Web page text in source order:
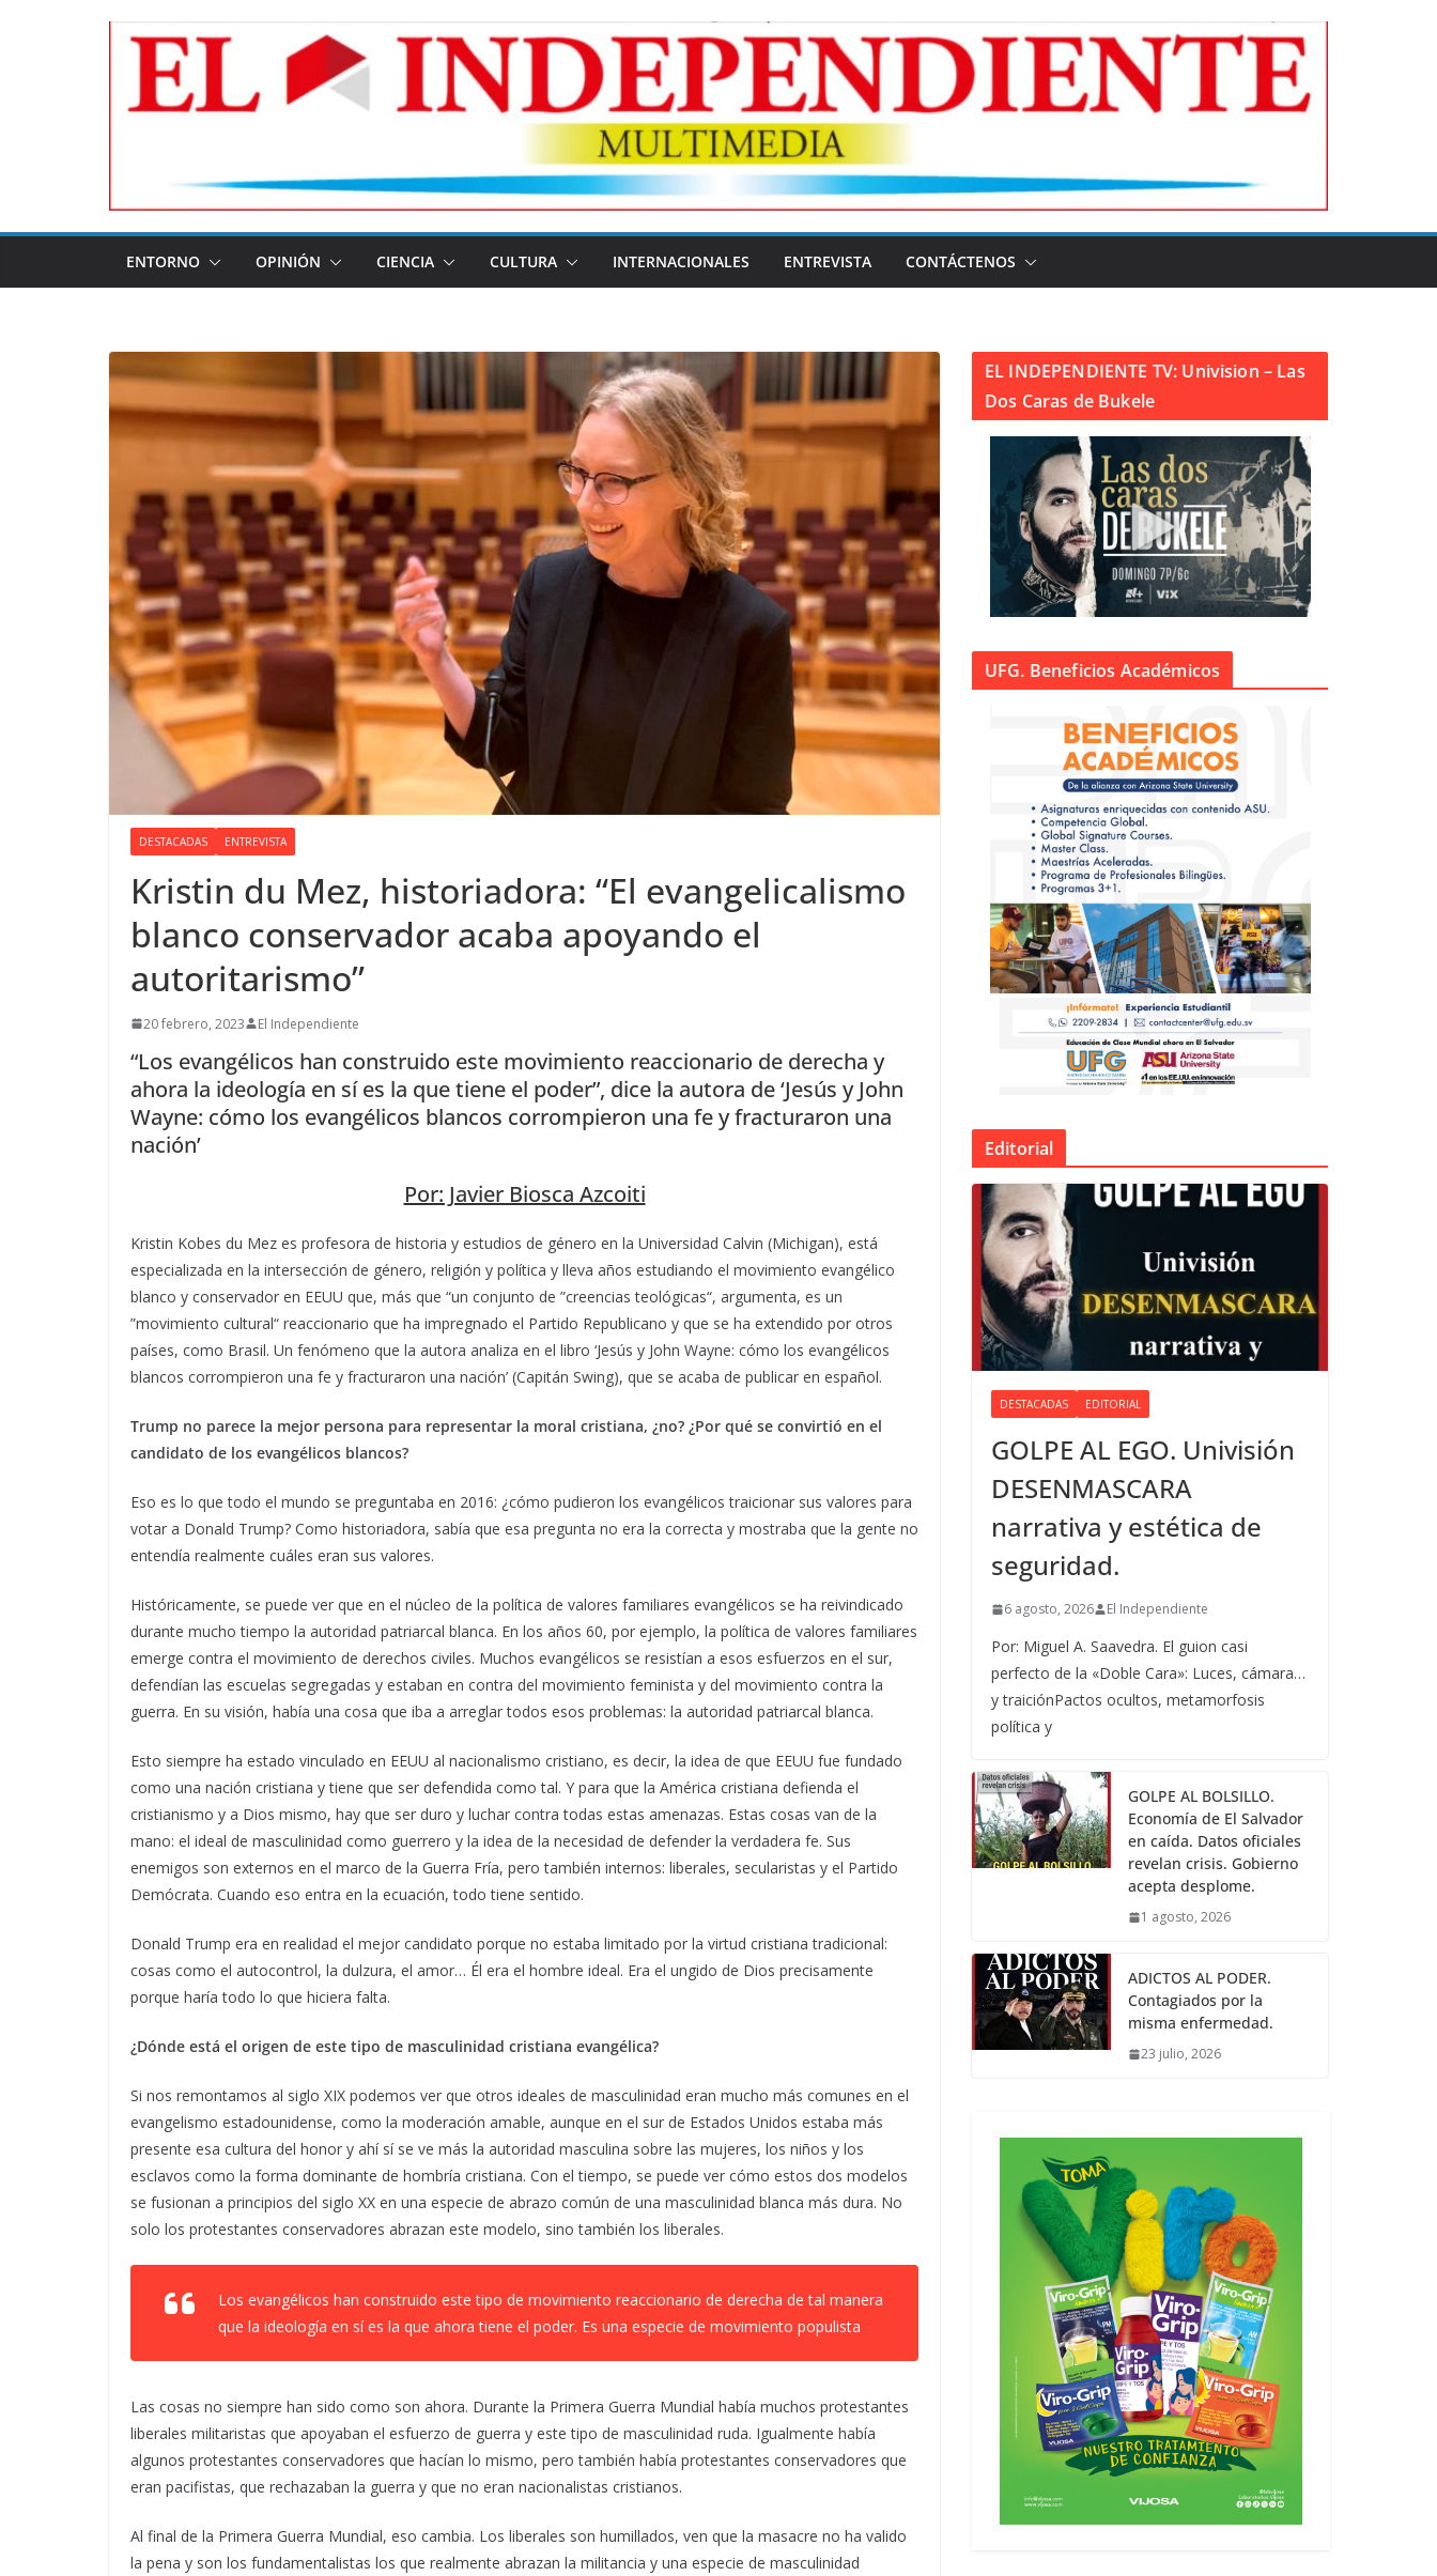
ENTORNO OPINIÓN CIENCIA CULTURA INTERNACIONALES ENTREVISTA CONTÁCTENOS
DESTACADAS ENTREVISTA
Kristin du Mez, historiadora: “El evangelicalismo
blanco conservador acaba apoyando el
autoritarismo”
20 febrero, 2023 El Independiente
“Los evangélicos han construido este movimiento reaccionario de derecha y
ahora la ideología en sí es la que tiene el poder”, dice la autora de ‘Jesús y John
Wayne: cómo los evangélicos blancos corrompieron una fe y fracturaron una
nación’
Por: Javier Biosca Azcoiti
Kristin Kobes du Mez es profesora de historia y estudios de género en la Universidad Calvin (Michigan), está
especializada en la intersección de género, religión y política y lleva años estudiando el movimiento evangélico
blanco y conservador en EEUU que, más que “un conjunto de ”creencias teológicas“, argumenta, es un
”movimiento cultural“ reaccionario que ha impregnado el Partido Republicano y que se ha extendido por otros
países, como Brasil. Un fenómeno que la autora analiza en el libro ‘Jesús y John Wayne: cómo los evangélicos
blancos corrompieron una fe y fracturaron una nación’ (Capitán Swing), que se acaba de publicar en español.
Trump no parece la mejor persona para representar la moral cristiana, ¿no? ¿Por qué se convirtió en el
candidato de los evangélicos blancos?
Eso es lo que todo el mundo se preguntaba en 2016: ¿cómo pudieron los evangélicos traicionar sus valores para
votar a Donald Trump? Como historiadora, sabía que esa pregunta no era la correcta y mostraba que la gente no
entendía realmente cuáles eran sus valores.
Históricamente, se puede ver que en el núcleo de la política de valores familiares evangélicos se ha reivindicado
durante mucho tiempo la autoridad patriarcal blanca. En los años 60, por ejemplo, la política de valores familiares
emerge contra el movimiento de derechos civiles. Muchos evangélicos se resistían a esos esfuerzos en el sur,
defendían las escuelas segregadas y estaban en contra del movimiento feminista y del movimiento contra la
guerra. En su visión, había una cosa que iba a arreglar todos esos problemas: la autoridad patriarcal blanca.
Esto siempre ha estado vinculado en EEUU al nacionalismo cristiano, es decir, la idea de que EEUU fue fundado
como una nación cristiana y tiene que ser defendida como tal. Y para que la América cristiana defienda el
cristianismo y a Dios mismo, hay que ser duro y luchar contra todas estas amenazas. Estas cosas van de la
mano: el ideal de masculinidad como guerrero y la idea de la necesidad de defender la verdadera fe. Sus
enemigos son externos en el marco de la Guerra Fría, pero también internos: liberales, secularistas y el Partido
Demócrata. Cuando eso entra en la ecuación, todo tiene sentido.
Donald Trump era en realidad el mejor candidato porque no estaba limitado por la virtud cristiana tradicional:
cosas como el autocontrol, la dulzura, el amor… Él era el hombre ideal. Era el ungido de Dios precisamente
porque haría todo lo que hiciera falta.
¿Dónde está el origen de este tipo de masculinidad cristiana evangélica?
Si nos remontamos al siglo XIX podemos ver que otros ideales de masculinidad eran mucho más comunes en el
evangelismo estadounidense, como la moderación amable, aunque en el sur de Estados Unidos estaba más
presente esa cultura del honor y ahí sí se ve más la autoridad masculina sobre las mujeres, los niños y los
esclavos como la forma dominante de hombría cristiana. Con el tiempo, se puede ver cómo estos dos modelos
se fusionan a principios del siglo XX en una especie de abrazo común de una masculinidad blanca más dura. No
solo los protestantes conservadores abrazan este modelo, sino también los liberales.
Los evangélicos han construido este tipo de movimiento reaccionario de derecha de tal manera
que la ideología en sí es la que ahora tiene el poder. Es una especie de movimiento populista
Las cosas no siempre han sido como son ahora. Durante la Primera Guerra Mundial había muchos protestantes
liberales militaristas que apoyaban el esfuerzo de guerra y este tipo de masculinidad ruda. Igualmente había
algunos protestantes conservadores que hacían lo mismo, pero también había protestantes conservadores que
eran pacifistas, que rechazaban la guerra y que no eran nacionalistas cristianos.
Al final de la Primera Guerra Mundial, eso cambia. Los liberales son humillados, ven que la masacre no ha valido
la pena y son los fundamentalistas los que realmente abrazan la militancia y una especie de masculinidad
EL INDEPENDIENTE TV: Univision – Las
Dos Caras de Bukele
UFG. Beneficios Académicos
Editorial
DESTACADAS EDITORIAL
GOLPE AL EGO. Univisión
DESENMASCARA
narrativa y estética de
seguridad.
6 agosto, 2026 El Independiente
Por: Miguel A. Saavedra. El guion casi
perfecto de la «Doble Cara»: Luces, cámara…
y traiciónPactos ocultos, metamorfosis
política y
GOLPE AL BOLSILLO.
Economía de El Salvador
en caída. Datos oficiales
revelan crisis. Gobierno
acepta desplome.
1 agosto, 2026
ADICTOS AL PODER.
Contagiados por la
misma enfermedad.
23 julio, 2026